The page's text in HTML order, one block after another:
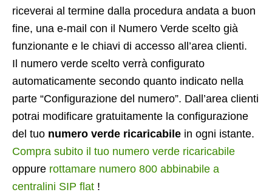
riceverai al termine dalla procedura andata a buon
fine, una e-mail con il Numero Verde scelto già
funzionante e le chiavi di accesso all’area clienti.
Il numero verde scelto verrà configurato
automaticamente secondo quanto indicato nella
parte “Configurazione del numero”. Dall’area clienti
potrai modificare gratuitamente la configurazione
del tuo numero verde ricaricabile in ogni istante.
Compra subito il tuo numero verde ricaricabile
oppure rottamare numero 800 abbinabile a
centralini SIP flat !